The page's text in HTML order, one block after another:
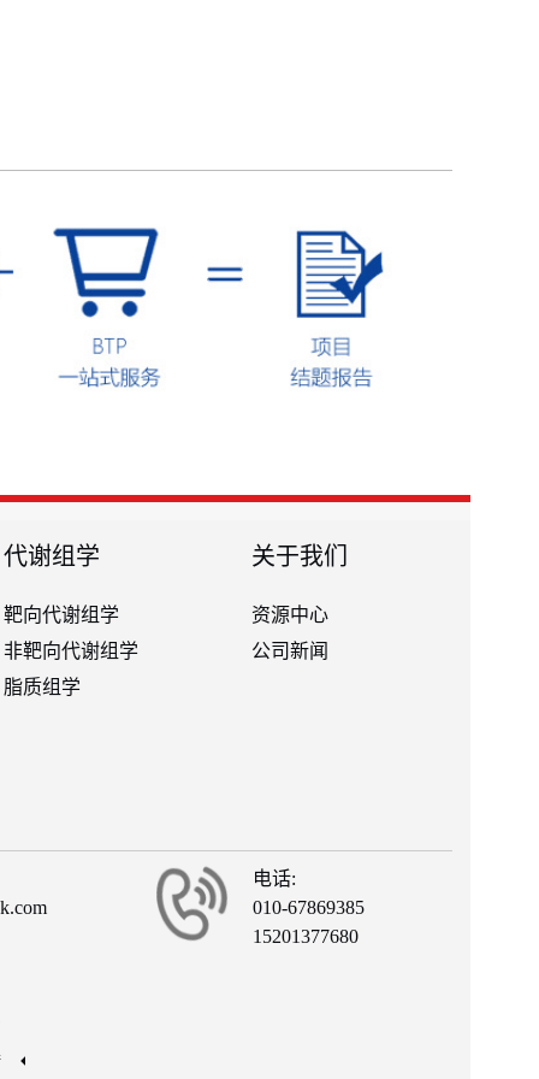
代谢组学
靶向代谢组学
非靶向代谢组学
脂质组学
关于我们
资源中心
公司新闻
电话:
010-67869385
15201377680